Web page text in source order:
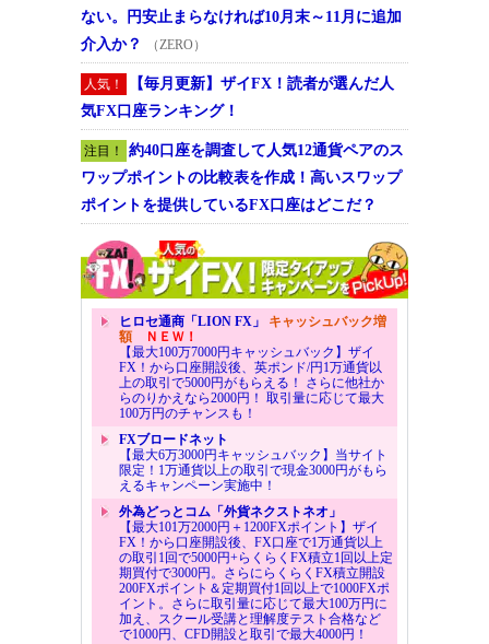
ない。円安止まらなければ10月末～11月に追加
介入か？
（ZERO）
人気！
【毎月更新】ザイFX！読者が選んだ人
気FX口座ランキング！
注目！
約40口座を調査して人気12通貨ペアのス
ワップポイントの比較表を作成！高いスワップ
ポイントを提供しているFX口座はどこだ？
ヒロセ通商「LION FX」 キャッシュバック増
額ＮＥＷ！
【最大100万7000円キャッシュバック】ザイ
FX！から口座開設後、英ポンド/円1万通貨以
上の取引で5000円がもらえる！ さらに他社か
らのりかえなら2000円！ 取引量に応じて最大
100万円のチャンスも！
FXブロードネット
【最大6万3000円キャッシュバック】当サイト
限定！1万通貨以上の取引で現金3000円がもら
えるキャンペーン実施中！
外為どっとコム「外貨ネクストネオ」
【最大101万2000円＋1200FXポイント】ザイ
FX！から口座開設後、FX口座で1万通貨以上
の取引1回で5000円+らくらくFX積立1回以上定
期買付で3000円。さらにらくらくFX積立開設
200FXポイント＆定期買付1回以上で1000FXポ
イント。さらに取引量に応じて最大100万円に
加え、スクール受講と理解度テスト合格など
で1000円、CFD開設と取引で最大4000円！